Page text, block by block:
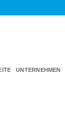
UNTERNEHMEN